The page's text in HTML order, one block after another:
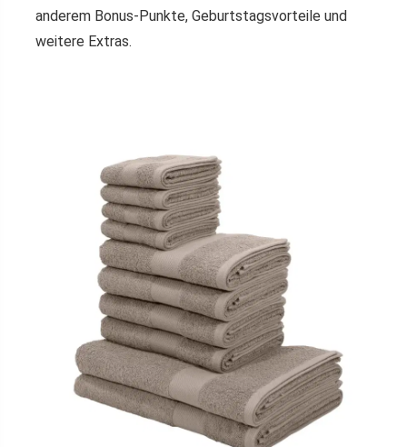
anderem Bonus-Punkte, Geburtstagsvorteile und
weitere Extras.